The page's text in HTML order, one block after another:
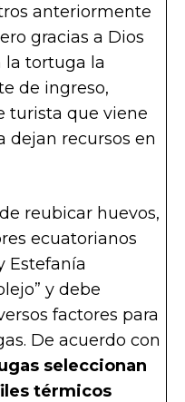
anteriormente
gracias a Dios
la tortuga la
de ingreso,
turista que viene
dejan recursos en
reubicar huevos,
ecuatorianos
Estefanía
y debe
factores para
De acuerdo con
seleccionan
térmicos